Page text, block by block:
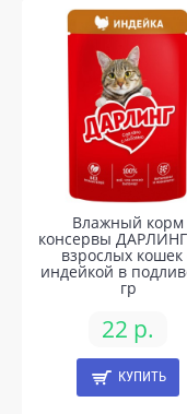
Влажный корм
консервы
взрослых кошек
индейкой в
гр
22 р.
КУПИТЬ